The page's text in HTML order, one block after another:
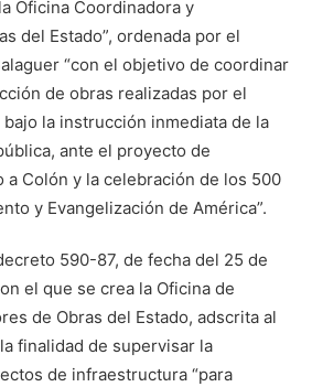
Oficina Coordinadora y
del Estado”, ordenada por el
“con el objetivo de coordinar
de obras realizadas por el
la instrucción inmediata de la
ante el proyecto de
a Colón y la celebración de los 500
y Evangelización de América”.
590-87, de fecha del 25 de
el que se crea la Oficina de
de Obras del Estado, adscrita al
finalidad de supervisar la
de infraestructura “para